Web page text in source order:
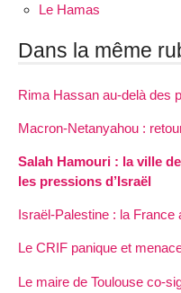
Le Hamas
Dans la même
Rima Hassan au-delà des
Macron-Netanyahou :
Salah Hamouri : la ville
les pressions d’Israël
Israël-Palestine : la France
Le CRIF panique et
Le maire de Toulouse co-